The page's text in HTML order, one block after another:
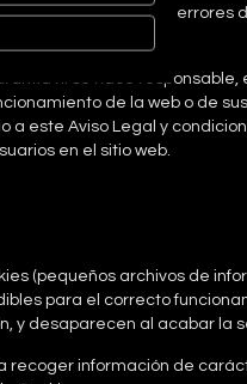
determinados errores
página web.
ni se hace
de la web o de
a este Aviso Legal y
en el sitio web.
(pequeños archivos de
para el correcto
y desaparecen al acabar la
recoger información de